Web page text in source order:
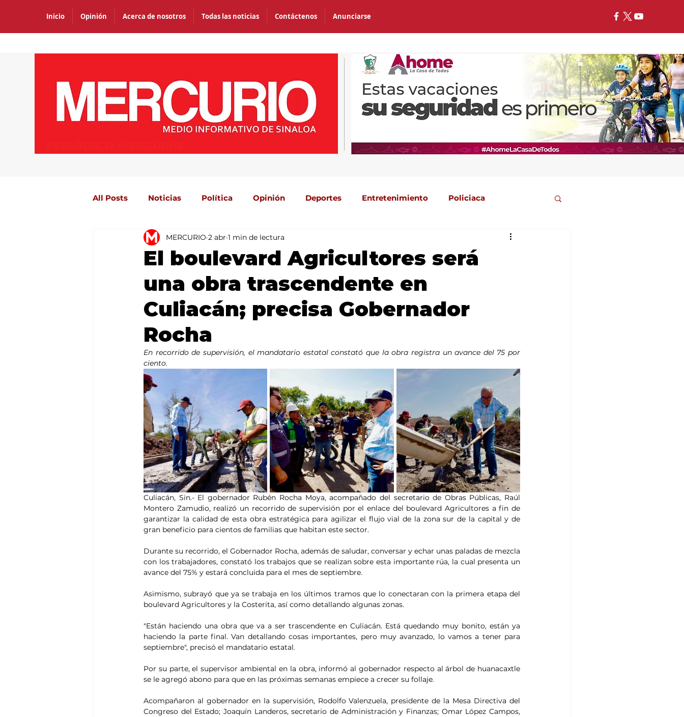
Inicio Opinión Acerca de nosotros Todas las noticias Contáctenos Anunciarse
All Posts Noticias Política Opinión Deportes Entretenimiento Policiaca
Agricultura México Mundo Portada 2
El boulevard Agricultores será
una obra trascendente en
Culiacán; precisa Gobernador
Rocha
MERCURIO 2 abr 1 min de lectura
En recorrido de supervisión, el mandatario estatal constató que la obra registra un avance del 75 por
ciento.
Culiacán, Sin.- El gobernador Rubén Rocha Moya, acompañado del secretario de Obras Públicas, Raúl
Montero Zamudio, realizó un recorrido de supervisión por el enlace del boulevard Agricultores a fin de
garantizar la calidad de esta obra estratégica para agilizar el flujo vial de la zona sur de la capital y de
gran beneficio para cientos de familias que habitan este sector.
Durante su recorrido, el Gobernador Rocha, además de saludar, conversar y echar unas paladas de mezcla
con los trabajadores, constató los trabajos que se realizan sobre esta importante rúa, la cual presenta un
avance del 75% y estará concluida para el mes de septiembre.
Asimismo, subrayó que ya se trabaja en los últimos tramos que lo conectaran con la primera etapa del
boulevard Agricultores y la Costerita, así como detallando algunas zonas.
"Están haciendo una obra que va a ser trascendente en Culiacán. Está quedando muy bonito, están ya
haciendo la parte final. Van detallando cosas importantes, pero muy avanzado, lo vamos a tener para
septiembre", precisó el mandatario estatal.
Por su parte, el supervisor ambiental en la obra, informó al gobernador respecto al árbol de huanacaxtle
se le agregó abono para que en las próximas semanas empiece a crecer su follaje.
Acompañaron al gobernador en la supervisión, Rodolfo Valenzuela, presidente de la Mesa Directiva del
Congreso del Estado; Joaquín Landeros, secretario de Administración y Finanzas; Omar López Campos,